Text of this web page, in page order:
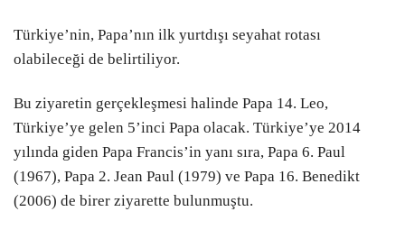
Türkiye’nin, Papa’nın ilk yurtdışı seyahat rotası
olabileceği de belirtiliyor.
Bu ziyaretin gerçekleşmesi halinde Papa 14. Leo,
Türkiye’ye gelen 5’inci Papa olacak. Türkiye’ye 2014
yılında giden Papa Francis’in yanı sıra, Papa 6. Paul
(1967), Papa 2. Jean Paul (1979) ve Papa 16. Benedikt
(2006) de birer ziyarette bulunmuştu.